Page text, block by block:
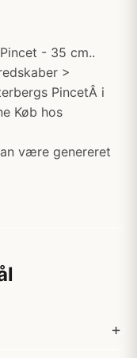
- 35 cm..
>
PincetÂ i
Køb hos
være genereret